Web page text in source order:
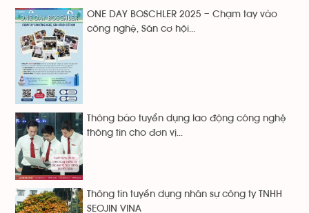
ONE DAY BOSCHLER 2025 – Chạm tay vào
công nghệ, Săn cơ hội...
Thông báo tuyển dụng lao động công nghệ
thông tin cho đơn vị...
Thông tin tuyển dụng nhân sự công ty TNHH
SEOJIN VINA